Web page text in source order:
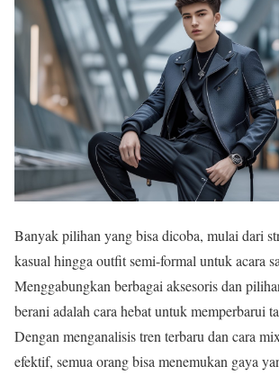
Banyak pilihan yang bisa dicoba, mulai dari
kasual hingga outfit semi-formal untuk acara
Menggabungkan berbagai aksesoris dan
berani adalah cara hebat untuk memperbarui
Dengan menganalisis tren terbaru dan cara
efektif, semua orang bisa menemukan gaya